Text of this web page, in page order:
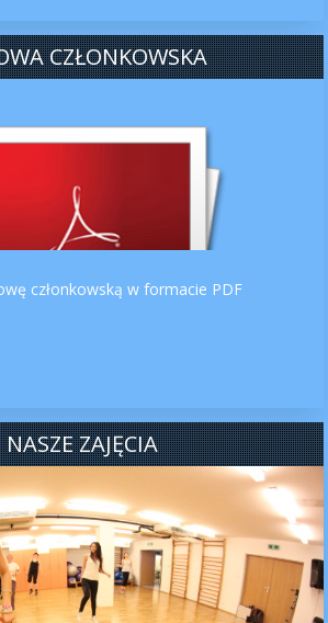
CZŁONKOWSKA
członkowską w formacie PDF
NASZE ZAJĘCIA